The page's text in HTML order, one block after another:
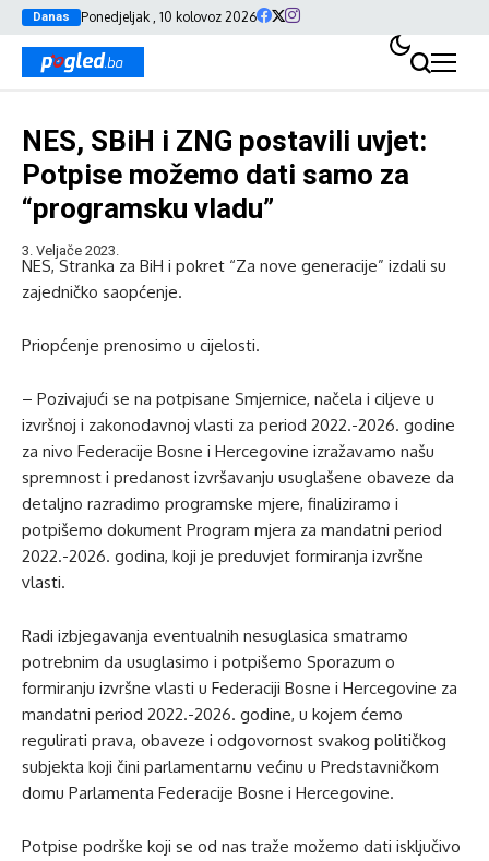
Danas Ponedjeljak , 10 kolovoz 2026
NES, SBiH i ZNG postavili uvjet:
Potpise možemo dati samo za
“programsku vladu”
3. Veljače 2023.
NES, Stranka za BiH i pokret “Za nove generacije” izdali su
zajedničko saopćenje.
Priopćenje prenosimo u cijelosti.
– Pozivajući se na potpisane Smjernice, načela i ciljeve u
izvršnoj i zakonodavnoj vlasti za period 2022.-2026. godine
za nivo Federacije Bosne i Hercegovine izražavamo našu
spremnost i predanost izvršavanju usuglašene obaveze da
detaljno razradimo programske mjere, finaliziramo i
potpišemo dokument Program mjera za mandatni period
2022.-2026. godina, koji je preduvjet formiranja izvršne
vlasti.
Radi izbjegavanja eventualnih nesuglasica smatramo
potrebnim da usuglasimo i potpišemo Sporazum o
formiranju izvršne vlasti u Federaciji Bosne i Hercegovine za
mandatni period 2022.-2026. godine, u kojem ćemo
regulirati prava, obaveze i odgovornost svakog političkog
subjekta koji čini parlamentarnu većinu u Predstavničkom
domu Parlamenta Federacije Bosne i Hercegovine.
Potpise podrške koji se od nas traže možemo dati isključivo